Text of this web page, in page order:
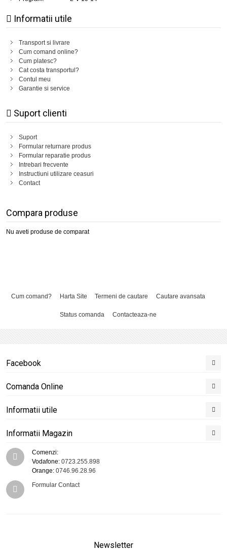
Informatii utile
Transport si livrare
Cum comand online?
Cum platesc?
Cat costa transportul?
Contul meu
Garantie si service
Suport clienti
Suport
Formular returnare produs
Formular reparatie produs
Intrebari frecvente
Instructiuni utilizare ceasuri
Contact
Compara produse
Nu aveti produse de comparat
Cum comand? Harta Site Termeni de cautare Cautare avansata
Status comanda Contacteaza-ne
Facebook
Comanda Online
Informatii utile
Informatii Magazin
Comenzi:
Vodafone: 0723.255.898
Orange: 0746.96.28.96
Formular Contact
Newsletter